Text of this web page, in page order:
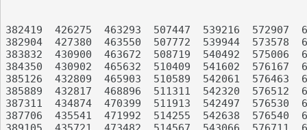
382419	426275	463293	507447	539216	572907	608049	641873	672471	712881
382904	427380	463550	507772	539944	573578	608503	642229	675034	713307
383832	430900	463672	508719	540492	575006	608609	642369	676948	714278
384350	430902	465632	510409	541602	576167	608913	643143	677013	714652
385126	432809	465903	510589	542061	576463	610162	643447	679357	715299
385889	432817	468896	511311	542320	576512	610968	643757	680743	715453
387311	434874	470399	511913	542497	576530	611944	643817	681739	715515
387706	435541	471992	514255	542638	576540	612411	644047	683371	716386